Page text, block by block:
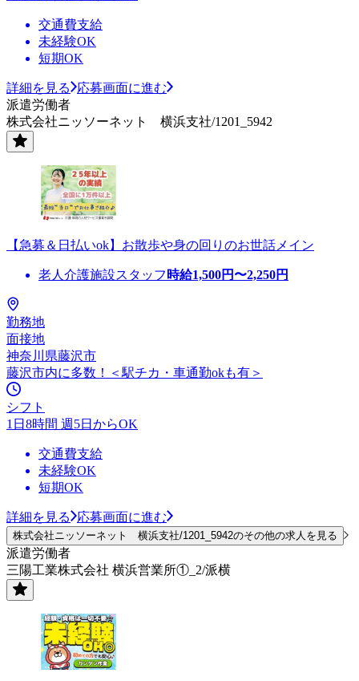
交通費支給
未経験OK
短期OK
詳細を見る
応募画面に進む
派遣労働者
株式会社ニッソーネット 横浜支社/1201_5942
【急募＆日払いok】お散歩や身の回りのお世話メイン
老人介護施設スタッフ 時給1,500円〜2,250円
勤務地
面接地
神奈川県藤沢市
藤沢市内に多数！＜駅チカ・車通勤okも有＞
シフト
1日8時間 週5日からOK
交通費支給
未経験OK
短期OK
詳細を見る 応募画面に進む
株式会社ニッソーネット 横浜支社/1201_5942のその他の求人を見る
派遣労働者
三陽工業株式会社 横浜営業所①_2/派横